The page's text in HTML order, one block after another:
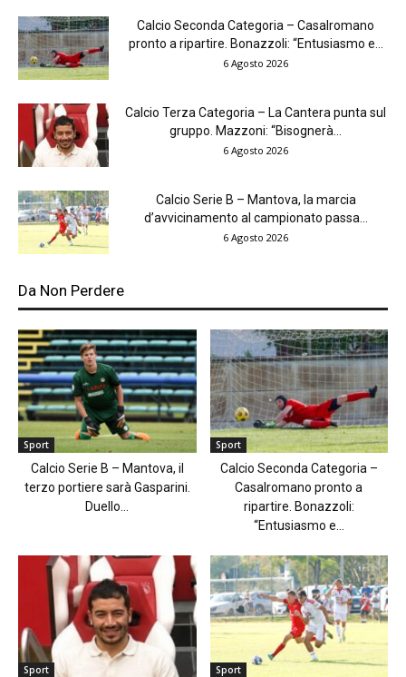
Calcio Seconda Categoria – Casalromano
pronto a ripartire. Bonazzoli: “Entusiasmo e...
6 Agosto 2026
Calcio Terza Categoria – La Cantera punta sul
gruppo. Mazzoni: “Bisognerà...
6 Agosto 2026
Calcio Serie B – Mantova, la marcia
d’avvicinamento al campionato passa...
6 Agosto 2026
Da Non Perdere
Sport
Calcio Serie B – Mantova, il
terzo portiere sarà Gasparini.
Duello...
Sport
Calcio Seconda Categoria –
Casalromano pronto a
ripartire. Bonazzoli:
“Entusiasmo e...
Sport Sport